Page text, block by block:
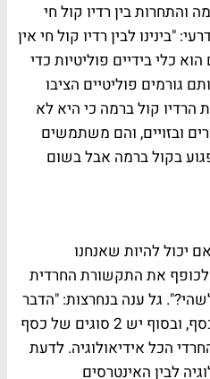
והתחרות בין רדיו קול חי
"בינינו לבין רדיו קול חי אין
כלי בידיים פוליטיות כדי
גורמים פוליטיים הציבו
קול ברמה כי היא לא
ובזויים, והם משתמשים
בקול ברמה אבל בשום
יכול להיות שאנחנו
את התקשורת החרדית
גל ענה בנחרצות: "הדבר
היחיד שמניע תקשורת הוא כסף, ובסוף יש 2 סוגים של כסף
הכל אידיאולוגיה. לדעת
לבין האינטרסים